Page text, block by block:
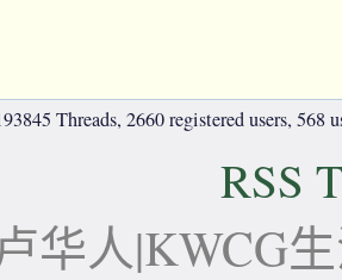
Threads, 2660 registered users, 568
RSS
华人|KWCG